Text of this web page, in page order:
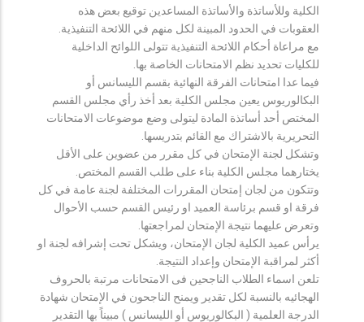
الكلية وللأساتذة والأساتذة المساعدين توقيع بعض هذه
العقوبات في الحدود المبينة لكل منهم في اللائحة التنفيذية.
مع مراعاة أحكام اللائحة التنفيذية تتولى اللوائح الداخلية
للكليات تحديد نظم الامتحانات الخاصة بها.
فيما عدا امتحانات الفرقة النهائية بقسم الليسانس أو
البكالوريوس يعين مجلس الكلية بعد أخذ رأي مجلس القسم
المختص أحد أساتذة المادة ليتولى وضع موضوعات الامتحانات
التحريرية بالاشتراك مع القائم بتدريسها.
وتشكل لجنة الإمتحان في كل مقرر من عضوين على الأقل
يختارهما مجلس الكلية بناء على طلب القسم المختص.
وتتكون من لجان إمتحان المقررات المختلفة لجنة عامة في كل
فرقة او قسم برئاسة العميد او رئيس القسم حسب الأحوال
وتعرض عليهما نتيجة الإمتحان لمراجعتها.
يرأس عميد الكلية لجان الإمتحان، ويشكل تحت إشرافه لجنة او
أكثر لمراقبة الإمتحان وإعداد النتيجة.
تلعن اسماء الطلاب الناجحين فى الامتحانات مرتبة بالحروف
الهجائيه بالنسبة لكل تقدير ويمنح الناجحون في الإمتحان شهادة
الدرجة العلمية ( البكالوريوس أو الليسانس ) مبيناً بها التقدير